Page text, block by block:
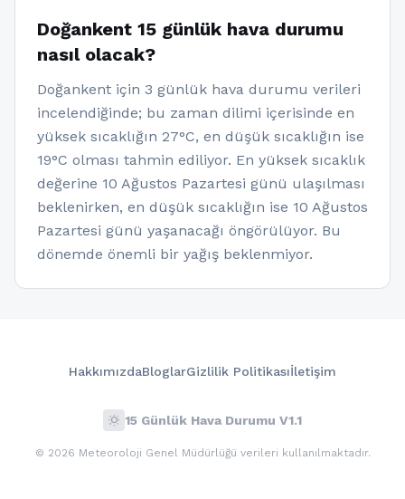
Doğankent 15 günlük hava durumu
nasıl olacak?
Doğankent için 3 günlük hava durumu verileri
incelendiğinde; bu zaman dilimi içerisinde en
yüksek sıcaklığın 27°C, en düşük sıcaklığın ise
19°C olması tahmin ediliyor. En yüksek sıcaklık
değerine 10 Ağustos Pazartesi günü ulaşılması
beklenirken, en düşük sıcaklığın ise 10 Ağustos
Pazartesi günü yaşanacağı öngörülüyor. Bu
dönemde önemli bir yağış beklenmiyor.
HakkımızdaBloglarGizlilik Politikasıİletişim
wb_sunny 15 Günlük Hava Durumu V1.1
© 2026 Meteoroloji Genel Müdürlüğü verileri kullanılmaktadır.